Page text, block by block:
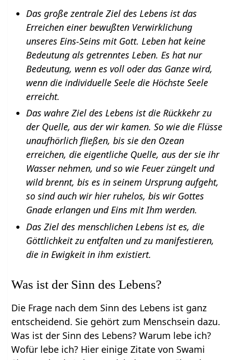
Das große zentrale Ziel des Lebens ist das
Erreichen einer bewußten Verwirklichung
unseres Eins-Seins mit Gott. Leben hat keine
Bedeutung als getrenntes Leben. Es hat nur
Bedeutung, wenn es voll oder das Ganze wird,
wenn die individuelle Seele die Höchste Seele
erreicht.
Das wahre Ziel des Lebens ist die Rückkehr zu
der Quelle, aus der wir kamen. So wie die Flüsse
unaufhörlich fließen, bis sie den Ozean
erreichen, die eigentliche Quelle, aus der sie ihr
Wasser nehmen, und so wie Feuer züngelt und
wild brennt, bis es in seinem Ursprung aufgeht,
so sind auch wir hier ruhelos, bis wir Gottes
Gnade erlangen und Eins mit Ihm werden.
Das Ziel des menschlichen Lebens ist es, die
Göttlichkeit zu entfalten und zu manifestieren,
die in Ewigkeit in ihm existiert.
Was ist der Sinn des Lebens?
Die Frage nach dem Sinn des Lebens ist ganz
entscheidend. Sie gehört zum Menschsein dazu.
Was ist der Sinn des Lebens? Warum lebe ich?
Wofür lebe ich? Hier einige Zitate von Swami